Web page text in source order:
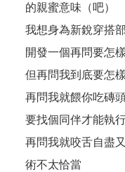
的親蜜意味（吧）
我想身為新銳穿搭
開發一個再問要怎
但再問我到底要怎
再問我就餵你吃磚
要找個同伴才能執
再問我就咬舌自盡
術不太恰當